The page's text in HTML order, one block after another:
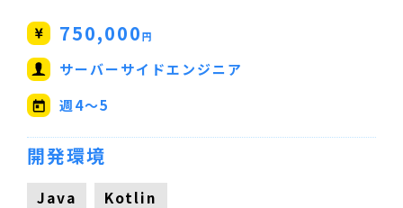
750,000円
サーバーサイドエンジニア
【Java/Kotlin/Scala】
週4～5
開発環境
Java Kotlin